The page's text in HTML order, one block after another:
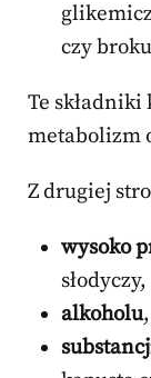
czy
Te
metabolizm
Z drugiej
wysoko
słodyczy,
alkoholu,